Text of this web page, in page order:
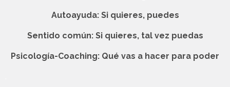
Autoayuda: Si quieres, puedes
Sentido común: Si quieres, tal vez puedas
Psicología-Coaching: Qué vas a hacer para poder